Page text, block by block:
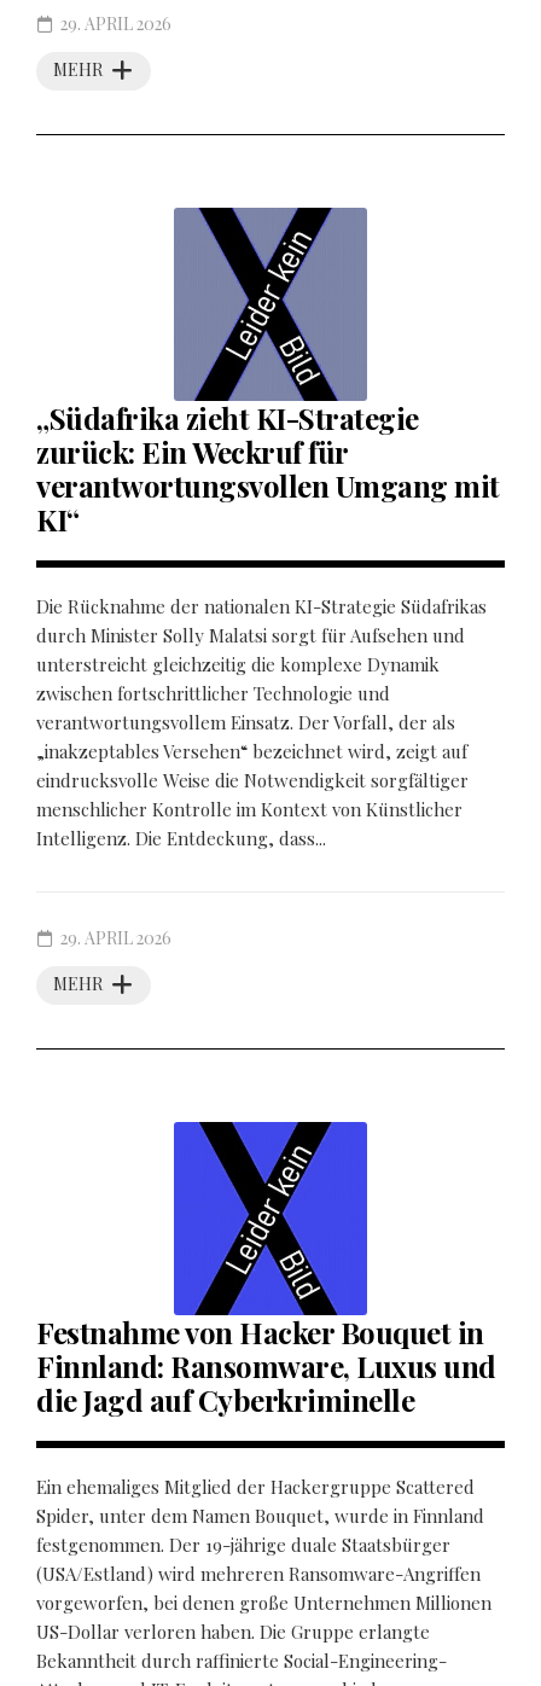
MEHR
29. APRIL 2026
„Südafrika zieht KI-Strategie
zurück: Ein Weckruf für
verantwortungsvollen Umgang mit
KI“
Die Rücknahme der nationalen KI-Strategie Südafrikas
durch Minister Solly Malatsi sorgt für Aufsehen und
unterstreicht gleichzeitig die komplexe Dynamik
zwischen fortschrittlicher Technologie und
verantwortungsvollem Einsatz. Der Vorfall, der als
„inakzeptables Versehen“ bezeichnet wird, zeigt auf
eindrucksvolle Weise die Notwendigkeit sorgfältiger
menschlicher Kontrolle im Kontext von Künstlicher
Intelligenz. Die Entdeckung, dass...
MEHR
29. APRIL 2026
Festnahme von Hacker Bouquet in
Finnland: Ransomware, Luxus und
die Jagd auf Cyberkriminelle
Ein ehemaliges Mitglied der Hackergruppe Scattered
Spider, unter dem Namen Bouquet, wurde in Finnland
festgenommen. Der 19-jährige duale Staatsbürger
(USA/Estland) wird mehreren Ransomware-Angriffen
vorgeworfen, bei denen große Unternehmen Millionen
US-Dollar verloren haben. Die Gruppe erlangte
Bekanntheit durch raffinierte Social-Engineering-